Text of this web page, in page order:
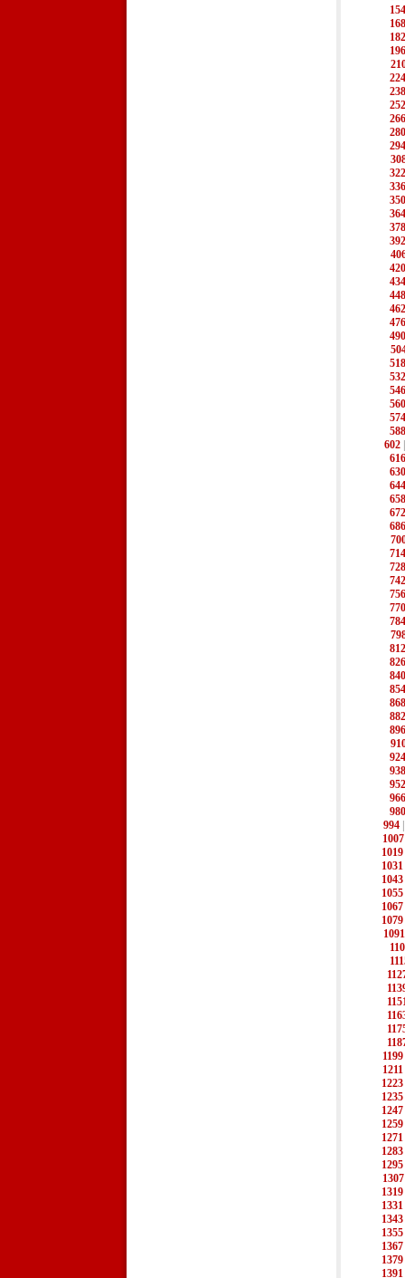
154
168
182
196
224
238
252
266
280
294
322
336
350
364
378
392
420
434
448
462
476
490
518
532
546
560
574
588
602
616
630
644
658
672
686
714
728
742
756
770
784
812
826
840
854
868
882
896
924
938
952
966
980
994
1007
1019
1031
1043
1055
1067
1079
1091
1199
1211
1223
1235
1247
1259
1271
1283
1295
1307
1319
1331
1343
1355
1367
1379
1391